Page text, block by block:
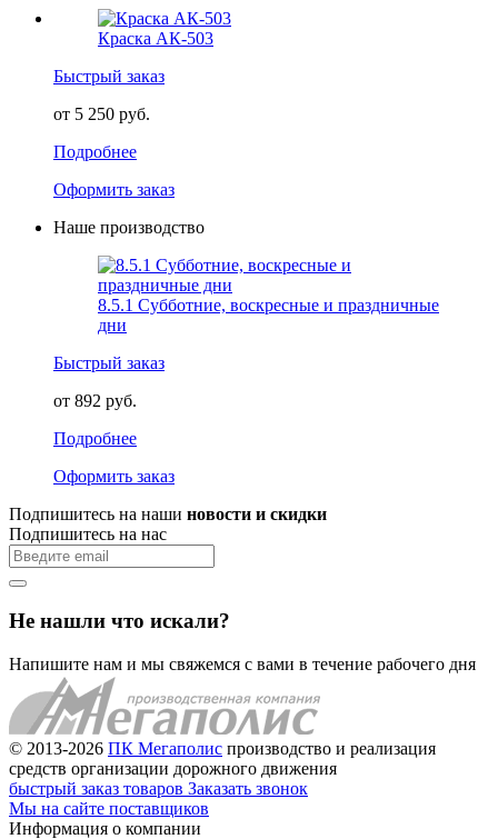
Краска АК-503
Быстрый заказ
от 5 250 руб.
Подробнее
Оформить заказ
Наше производство
8.5.1 Субботние, воскресные и праздничные
дни
Быстрый заказ
от 892 руб.
Подробнее
Оформить заказ
Подпишитесь на наши новости и скидки
Подпишитесь на нас
Не нашли что искали?
Напишите нам и мы свяжемся с вами в течение рабочего дня
© 2013-2026 ПК Мегаполис производство и реализация
средств организации дорожного движения
быстрый заказ товаров Заказать звонок
Мы на сайте поставщиков
Информация о компании